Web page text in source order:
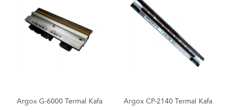
Argox G-6000 Termal Kafa
Argox CP-2140 Termal Kafa